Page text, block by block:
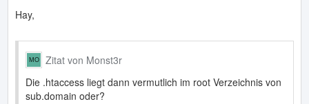
Hay,
Zitat von Monst3r
Die .htaccess liegt dann vermutlich im root Verzeichnis von
sub.domain oder?